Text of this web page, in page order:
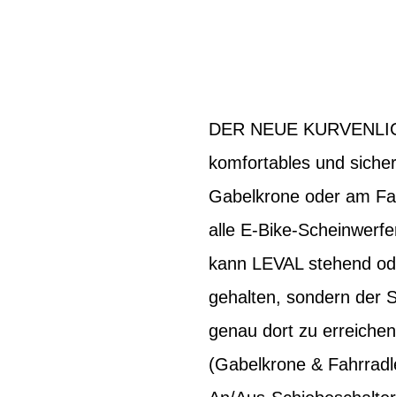
DER NEUE
komfortables und
Gabelkrone oder am
alle E-Bike-
kann LEVAL stehend
gehalten, sondern der
genau dort zu
(Gabelkrone &